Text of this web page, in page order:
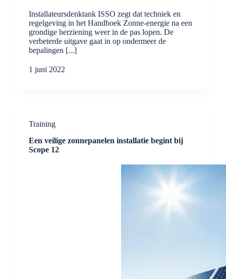
Installateursdenktank ISSO zegt dat techniek en
regelgeving in het Handboek Zonne-energie na een
grondige herziening weer in de pas lopen. De
verbeterde uitgave gaat in op ondermeer de
bepalingen [...]
1 juni 2022
Training
Een veilige zonnepanelen installatie begint bij
Scope 12